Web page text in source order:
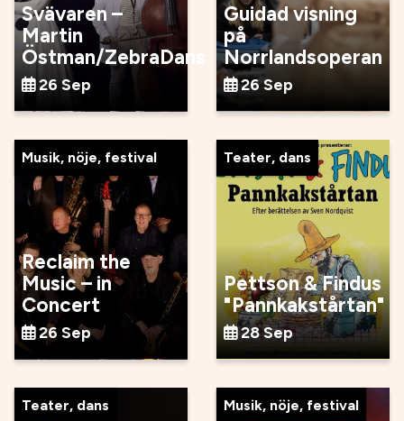
Svävaren –
Martin
Östman/ZebraDans
26 Sep
Guidad visning
på
Norrlandsoperan
26 Sep
Musik, nöje, festival
Reclaim the
Music – in
Concert
26 Sep
Teater, dans
Pettson & Findus
"Pannkakstårtan"
28 Sep
Teater, dans Musik, nöje, festival